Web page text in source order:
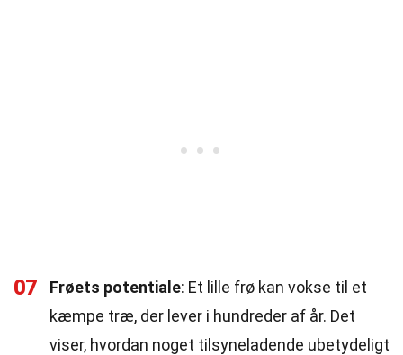
07 Frøets potentiale: Et lille frø kan vokse til et
kæmpe træ, der lever i hundreder af år. Det
viser, hvordan noget tilsyneladende ubetydeligt